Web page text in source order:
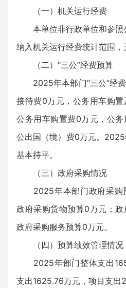
（一）机关运行经费
本单位非行政单位和参照
纳入机关运行经费统计范围，
（二）“三公”经费预算
2025年本部门“三公”经费
接待费0万元，公务用车购置
公务用车购置费0万元，公
公出国（境）费0万元。2025
基本持平。
（三）政府采购情况
2025年本部门政府采购
政府采购货物预算0万元；政
政府采购服务预算0万元。
（四）预算绩效管理情况
2025年部门整体支出
支出1625.76万元，项目支出